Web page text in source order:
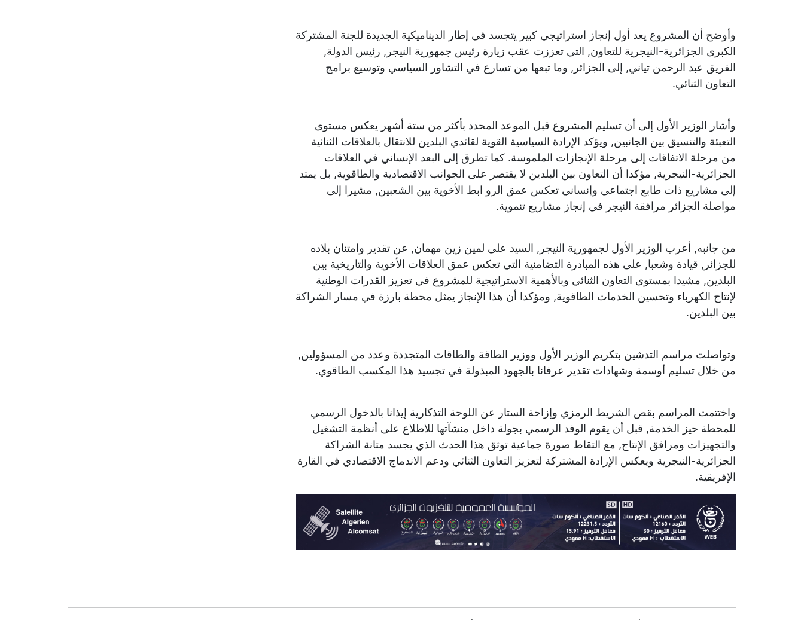
وأوضح أن المشروع يعد أول إنجاز استراتيجي كبير يتجسد في إطار الديناميكية الجديدة للجنة المشتركة
الكبرى الجزائرية-النيجرية للتعاون, التي تعززت عقب زيارة رئيس جمهورية النيجر, رئيس الدولة,
الفريق عبد الرحمن تياني, إلى الجزائر, وما تبعها من تسارع في التشاور السياسي وتوسيع برامج
التعاون الثنائي.
وأشار الوزير الأول إلى أن تسليم المشروع قبل الموعد المحدد بأكثر من ستة أشهر يعكس مستوى
التعبئة والتنسيق بين الجانبين, ويؤكد الإرادة السياسية القوية لقائدي البلدين للانتقال بالعلاقات الثنائية
من مرحلة الاتفاقات إلى مرحلة الإنجازات الملموسة. كما تطرق إلى البعد الإنساني في العلاقات
الجزائرية-النيجرية, مؤكدا أن التعاون بين البلدين لا يقتصر على الجوانب الاقتصادية والطاقوية, بل يمتد
إلى مشاريع ذات طابع اجتماعي وإنساني تعكس عمق الرو ابط الأخوية بين الشعبين, مشيرا إلى
مواصلة الجزائر مرافقة النيجر في إنجاز مشاريع تنموية.
من جانبه, أعرب الوزير الأول لجمهورية النيجر, السيد علي لمين زين مهمان, عن تقدير وامتنان بلاده
للجزائر, قيادة وشعبا, على هذه المبادرة التضامنية التي تعكس عمق العلاقات الأخوية والتاريخية بين
البلدين, مشيدا بمستوى التعاون الثنائي وبالأهمية الاستراتيجية للمشروع في تعزيز القدرات الوطنية
لإنتاج الكهرباء وتحسين الخدمات الطاقوية, ومؤكدا أن هذا الإنجاز يمثل محطة بارزة في مسار الشراكة
بين البلدين.
وتواصلت مراسم التدشين بتكريم الوزير الأول ووزير الطاقة والطاقات المتجددة وعدد من المسؤولين,
من خلال تسليم أوسمة وشهادات تقدير عرفانا بالجهود المبذولة في تجسيد هذا المكسب الطاقوي.
واختتمت المراسم بقص الشريط الرمزي وإزاحة الستار عن اللوحة التذكارية إيذانا بالدخول الرسمي
للمحطة حيز الخدمة, قبل أن يقوم الوفد الرسمي بجولة داخل منشآتها للاطلاع على أنظمة التشغيل
والتجهيزات ومرافق الإنتاج, مع التقاط صورة جماعية توثق هذا الحدث الذي يجسد متانة الشراكة
الجزائرية-النيجرية ويعكس الإرادة المشتركة لتعزيز التعاون الثنائي ودعم الاندماج الاقتصادي في القارة
الإفريقية.